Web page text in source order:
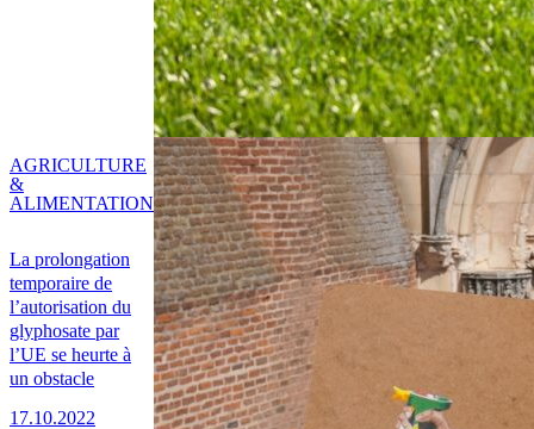
La prolongation
temporaire de
l’autorisation du
glyphosate par
l’UE se heurte à
un obstacle
17.10.2022
AGRICULTURE
&
ALIMENTATION